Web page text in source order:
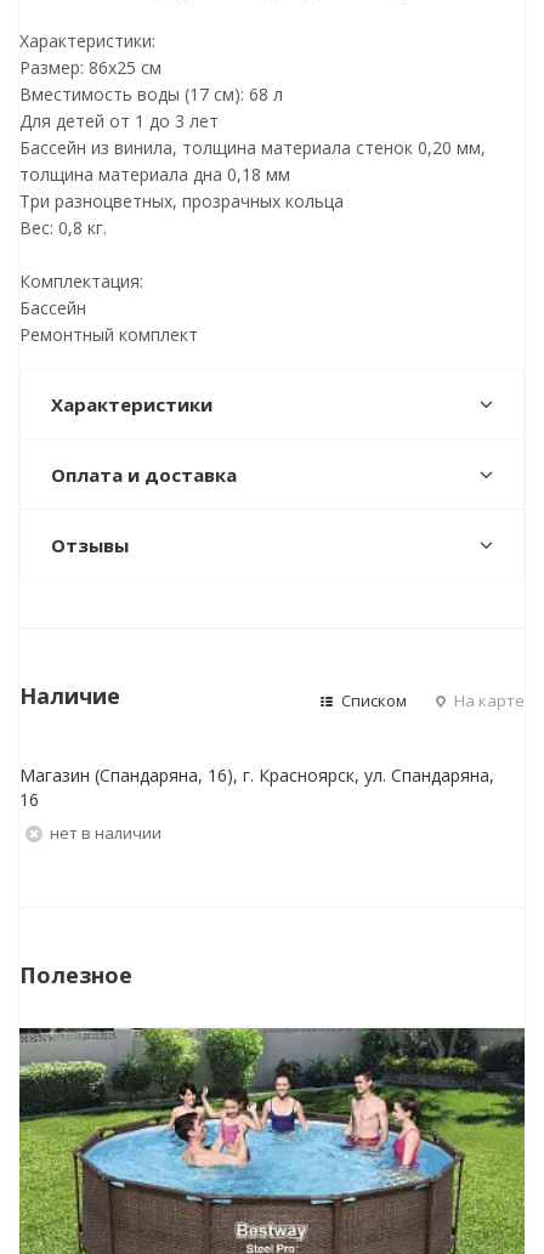
Характеристики:
Размер: 86х25 см
Вместимость воды (17 см): 68 л
Для детей от 1 до 3 лет
Бассейн из винила, толщина материала стенок 0,20 мм,
толщина материала дна 0,18 мм
Три разноцветных, прозрачных кольца
Вес: 0,8 кг.
Комплектация:
Бассейн
Ремонтный комплект
Характеристики
Оплата и доставка
Отзывы
Наличие Списком На карте
Магазин (Спандаряна, 16), г. Красноярск, ул. Спандаряна,
16
Нет в наличии
Полезное